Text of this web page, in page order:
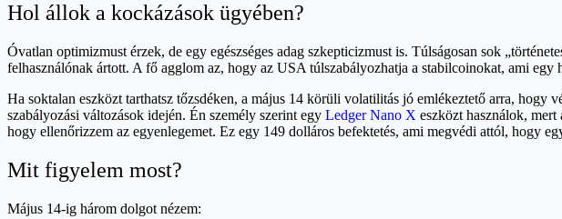
Hol állok a kockázások ügyében?
Óvatlan optimizmust érzek, de egy egészséges adag szkepticizmust is. Túlságosan sok
felhasználónak ártott. A fő agglom az, hogy az USA túlszabályozhatja a stabilcoinokat, ami
Ha soktalan eszközt tarthatsz tőzsdéken, a május 14 körüli volatilitás jó emlékeztető arra,
szabályozási változások idején. Én személy szerint egy Ledger Nano X eszközt használok,
hogy ellenőrizzem az egyenlegemet. Ez egy 149 dolláros befektetés, ami megvédi attól, hogy
Mit figyelem most?
Május 14-ig három dolgot nézem: